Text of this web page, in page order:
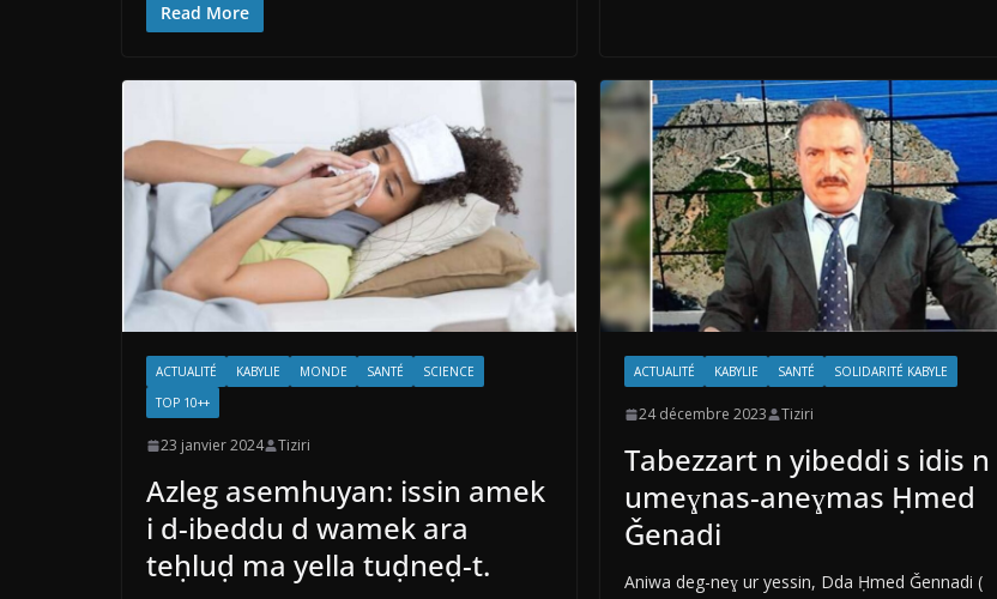
Read More
ACTUALITÉ KABYLIE MONDE SANTÉ
SCIENCE
TOP 10++
23 janvier 2024 Tiziri
Azleg asemhuyan: issin amek
i d-ibeddu d wamek ara
teḥluḍ ma yella tuḍneḍ-t.
ACTUALITÉ KABYLIE SANTÉ SOLIDARITÉ KABYLE
24 décembre 2023 Tiziri
Tabezzart n yibeddi s idis n
umeɣnas-aneɣmas Ḥmed
Ǧenadi
Aniwa deg-neɣ ur yessin, Dda Ḥmed Ǧennadi (